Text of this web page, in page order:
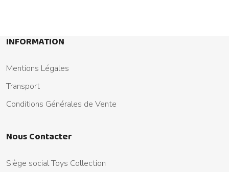
INFORMATION
Mentions Légales
Transport
Conditions Générales de Vente
Nous Contacter
Siège social Toys Collection